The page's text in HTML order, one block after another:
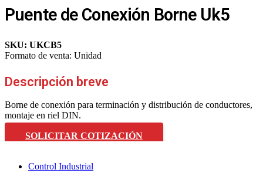
Puente de Conexión Borne Uk5
SKU: UKCB5
Formato de venta: Unidad
Descripción breve
Borne de conexión para terminación y distribución de conductores,
montaje en riel DIN.
SOLICITAR COTIZACIÓN
Control Industrial